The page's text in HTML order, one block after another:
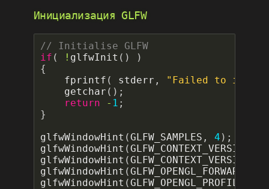
Инициализация GLFW
if ( ! glfwInit ()
)
{
fprintf ( stderr ,
"Failed to
getchar ();
return
- 1 ;
}
glfwWindowHint (GLFW_SAMPLES , 4 );
glfwWindowHint (
glfwWindowHint (
glfwWindowHint (
glfwWindowHint (GLFW_OPENGL_PROFILE